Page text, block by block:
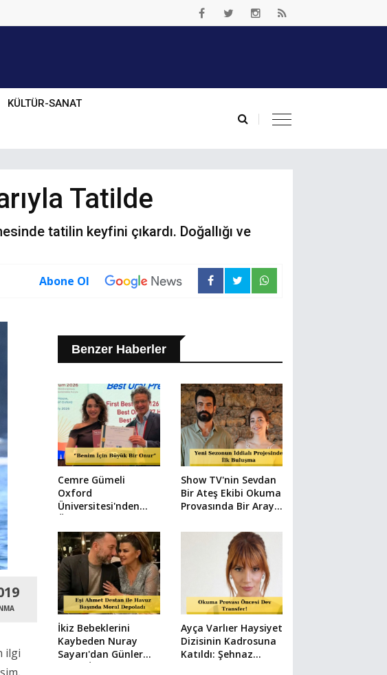
KÜLTÜR-SANAT
Tatilde
tatilin keyfini çıkardı. Doğallığı ve
Abone Ol
ilgi
Benzer Haberler
Cemre Gümeli
Oxford
Üniversitesi'nden
Ödülle Döndü
Show TV'nin Sevdan
Bir Ateş Ekibi Okuma
Provasında Bir Araya
İkiz Bebeklerini
Kaybeden Nuray
Sayarı'dan Günler
Sonra İlk Paylaşım
Ayça Varlıer Haysiyet
Dizisinin Kadrosuna
Katıldı: Şehnaz